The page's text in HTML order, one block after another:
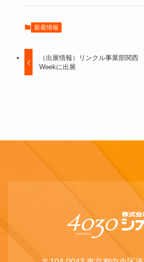
新着情報
（出展情報）リンクル事業部関
Weekに出展